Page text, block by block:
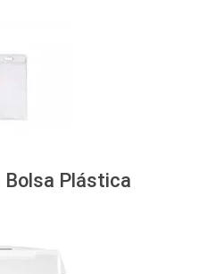
Bolsa Plástica